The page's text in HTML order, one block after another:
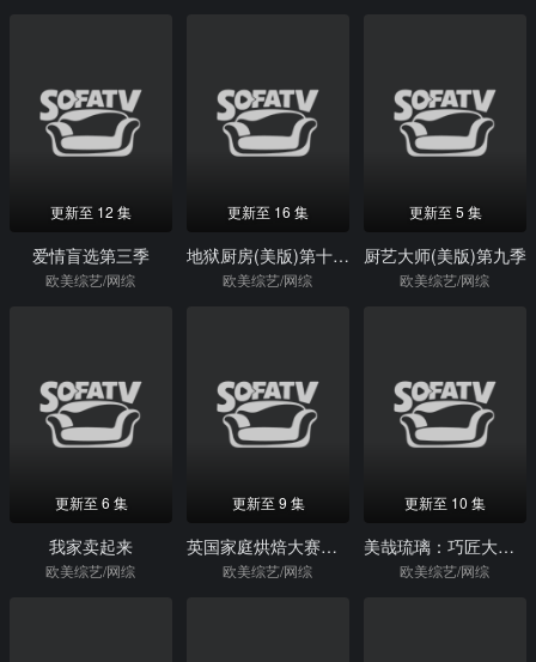
更新至 12 集
爱情盲选第三季
欧美综艺/网综
更新至 16 集
地狱厨房(美版)第十八季
欧美综艺/网综
更新至 5 集
厨艺大师(美版)第九季
欧美综艺/网综
更新至 6 集
我家卖起来
欧美综艺/网综
更新至 9 集
英国家庭烘焙大赛第十一季
欧美综艺/网综
更新至 10 集
美哉琉璃：巧匠大比拼第二季
欧美综艺/网综